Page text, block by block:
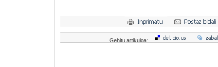
Gehitu artikuloa: